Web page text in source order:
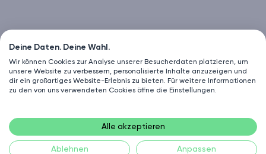
Deine Daten. Deine Wahl.
Wir können Cookies zur Analyse unserer Besucherdaten platzieren, um
unsere Website zu verbessern, personalisierte Inhalte anzuzeigen und
dir ein großartiges Website-Erlebnis zu bieten. Für weitere Informationen
zu den von uns verwendeten Cookies öffne die Einstellungen.
Alle akzeptieren
Ablehnen Anpassen